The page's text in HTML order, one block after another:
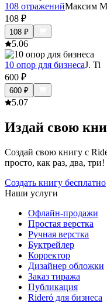
108 отраженийМаксим
108 ₽
108 ₽
5.06
10 опор для бизнесаJ. Ti
600 ₽
600 ₽
5.07
Издай свою
Создай свою книгу с
просто, как раз, два, три!
Создать книгу бесплатно
Наши услуги
Офлайн-продажи
Простая верстка
Ручная верстка
Буктрейлер
Корректор
Дизайнер обложки
Заказ тиража
Публикация
Rideró для бизнеса